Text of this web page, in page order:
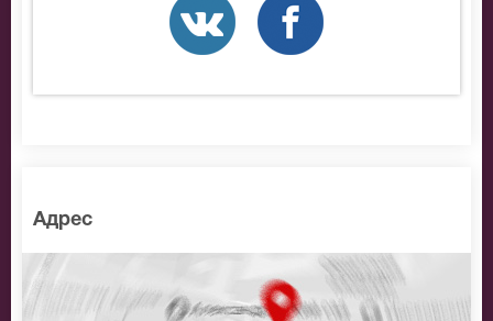
другом городе, поражает своей яркой
эмоциональностью и тонкостью прочтения
Симфонического оркестра Мариинского театра
Адрес